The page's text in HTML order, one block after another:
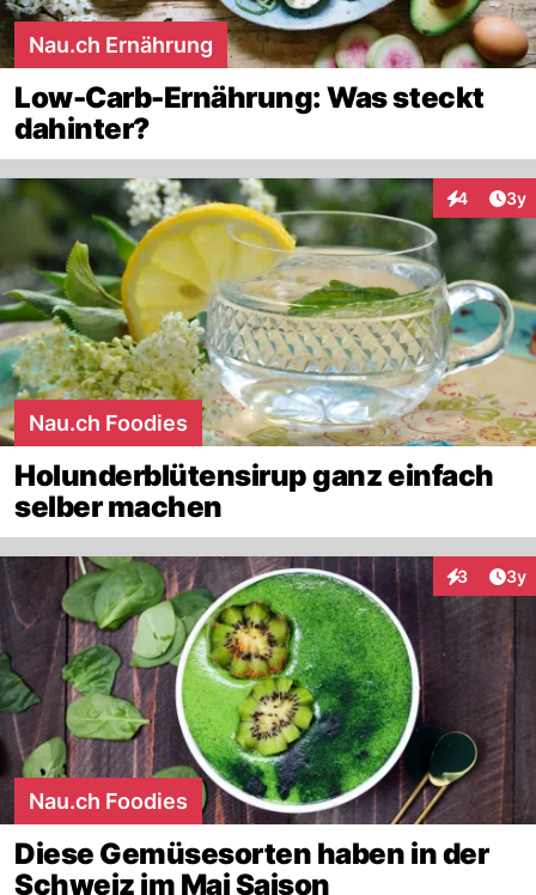
Nau.ch Ernährung
Low-Carb-Ernährung: Was steckt
dahinter?
4 3y
Nau.ch Foodies
Holunderblütensirup ganz einfach
selber machen
3 3y
Nau.ch Foodies
Diese Gemüsesorten haben in der
Schweiz im Mai Saison